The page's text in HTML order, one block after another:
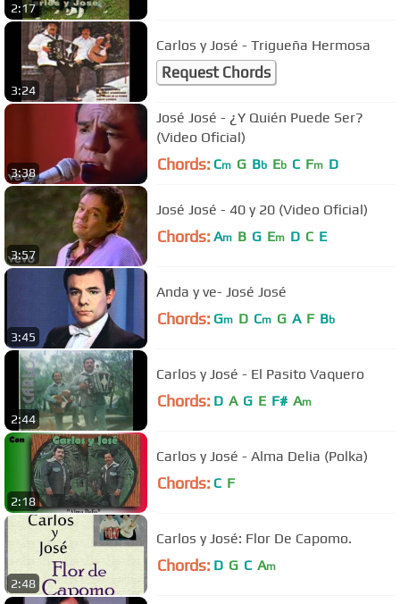
2:17
3:24
Carlos y José - Trigueña Hermosa
Request Chords
3:38
José José - ¿Y Quién Puede Ser?
(Video Oficial)
Chords: Cm G Bb Eb C Fm D
3:57
José José - 40 y 20 (Video Oficial)
Chords: Am B G Em D C E
3:45
Anda y ve- José José
Chords: Gm D Cm G A F Bb
2:44
Carlos y José - El Pasito Vaquero
Chords: D A G E F# Am
2:18
Carlos y José - Alma Delia (Polka)
Chords: C F
2:48
Carlos y José: Flor De Capomo.
Chords: D G C Am